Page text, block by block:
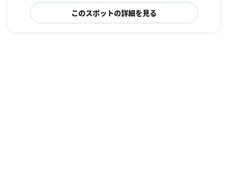
このスポットの詳細を見る